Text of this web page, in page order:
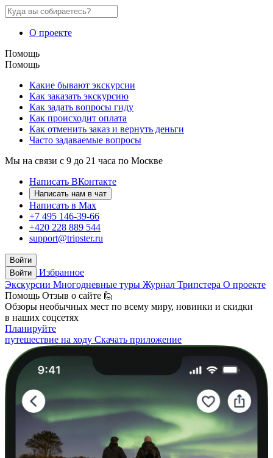
О проекте
Помощь
Помощь
Какие бывают экскурсии
Как заказать экскурсию
Как задать вопросы гиду
Как происходит оплата
Как отменить заказ и вернуть деньги
Часто задаваемые вопросы
Мы на связи с 9 до 21 часа по Москве
Написать ВКонтакте
Написать нам в чат
Написать в Max
+7 495 146-39-66
+420 228 889 544
support@tripster.ru
Войти
Войти
Избранное
Экскурсии Многодневные туры Журнал Трипстера О проекте
Помощь Отзыв о сайте 🙋
Обзоры необычных мест по всему миру, новинки и скидки
в наших соцсетях
Планируйте
путешествие на ходу Скачать приложение